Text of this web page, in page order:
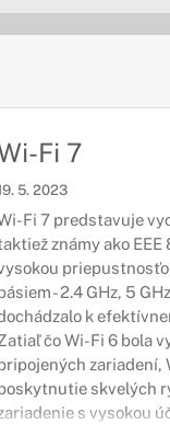
Fi 7
5. 2023
Fi 7 predstavuje
známy ako EEE
- 2.4 GHz, 5
k
čo Wi-Fi 6 bola
zariadení,
skvelých
s vysokou